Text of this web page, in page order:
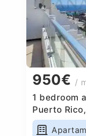
950€ /
1 bedroom
Puerto